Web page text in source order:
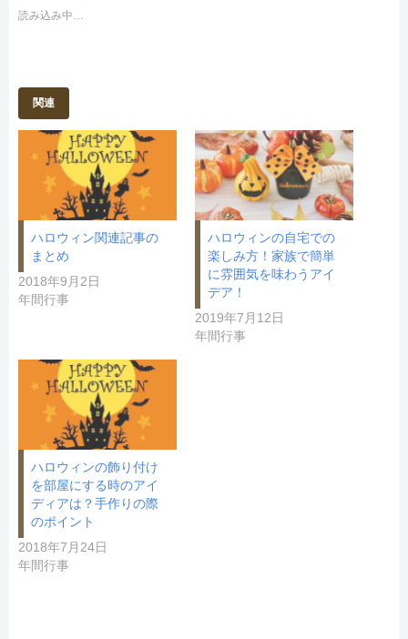
t
e
新
し
い
ウ
ィ
ン
ド
ウ
で
開
ま
す
)
く
だ
さ
い
(
新
し
い
ウ
ィ
ン
で
開
読み込み中…
関連
ハロウィン関連記事の
まとめ
2018年9月2日
年間行事
ハロウィンの自宅での
楽しみ方！家族で簡単
に雰囲気を味わうアイ
デア！
2019年7月12日
年間行事
ハロウィンの飾り付け
を部屋にする時のアイ
ディアは？手作りの際
のポイント
2018年7月24日
年間行事